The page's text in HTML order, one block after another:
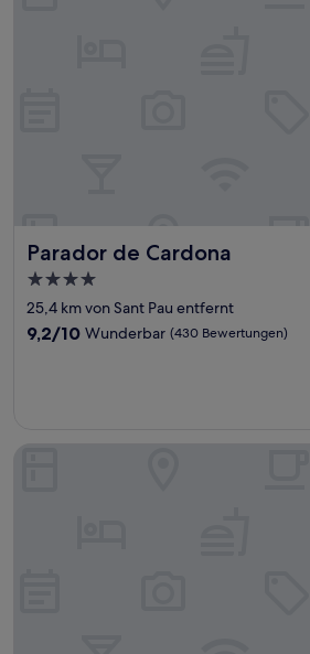
Parador de Cardona
Parador de Cardona
4.0-
Sterne-
Unterkunft
25,4 km von Sant Pau entfernt
9.2
9,2/10 Wunderbar (430 Bewertungen)
Masia Can Canyes & Spa